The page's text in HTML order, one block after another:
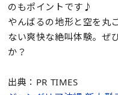
のもポイントです♪
やんばるの地形と空を丸
ない爽快な絶叫体験。ぜ
か？
出典：PR TIMES